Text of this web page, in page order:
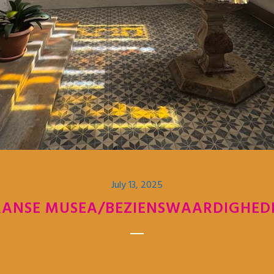
July 13, 2025
MUSEA/